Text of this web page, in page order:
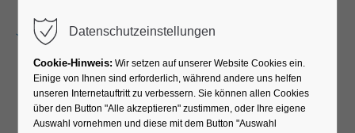
Der Hellweg - Die alte
Datenschutzeinstellungen
Cookie-Hinweis: Wir setzen auf unserer Website Cookies ein.
Einige von Ihnen sind erforderlich, während andere uns helfen
unseren Internetauftritt zu verbessern. Sie können allen Cookies
über den Button "Alle akzeptieren" zustimmen, oder Ihre eigene
Auswahl vornehmen und diese mit dem Button "Auswahl